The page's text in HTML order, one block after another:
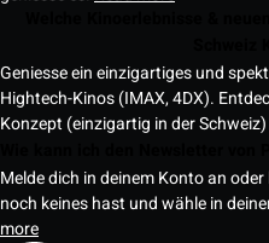
Geniesse ein einzigartiges und
Hightech-Kinos (IMAX, 4DX).
Konzept (einzigartig in der
Melde dich in deinem Konto an
noch keines hast und wähle in
more